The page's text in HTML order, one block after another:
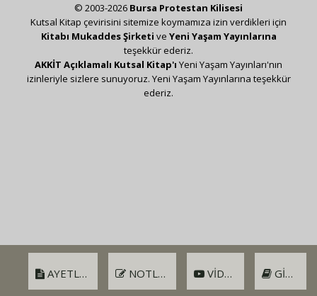
AYETLER NOTLAR VIDEO GIRIŞ
© 2003-2026 Bursa Protestan Kilisesi
Kutsal Kitap çevirisini sitemize koymamıza izin verdikleri için
Kitabı Mukaddes Şirketi ve Yeni Yaşam Yayınlarına
teşekkür ederiz.
AKKİT Açıklamalı Kutsal Kitap'ı Yeni Yaşam Yayınları'nın
izinleriyle sizlere sunuyoruz. Yeni Yaşam Yayınlarına teşekkür
ederiz.